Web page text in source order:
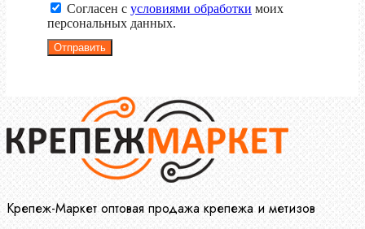
Согласен с условиями обработки моих
персональных данных.
Отправить
Крепеж-Маркет оптовая продажа крепежа и метизов